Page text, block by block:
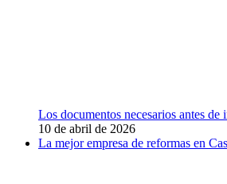
Los documentos necesarios antes de
10 de abril de 2026
La mejor empresa de reformas en